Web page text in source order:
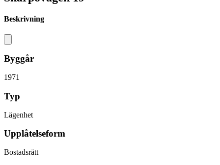
Beskrivning
Byggår
1971
Typ
Lägenhet
Upplåtelseform
Bostadsrätt